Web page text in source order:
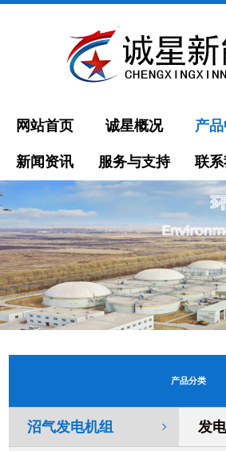
网站首页 诚星概况 产
新闻资讯 服务与支持 联系
产品分类
沼气发电机组 发电